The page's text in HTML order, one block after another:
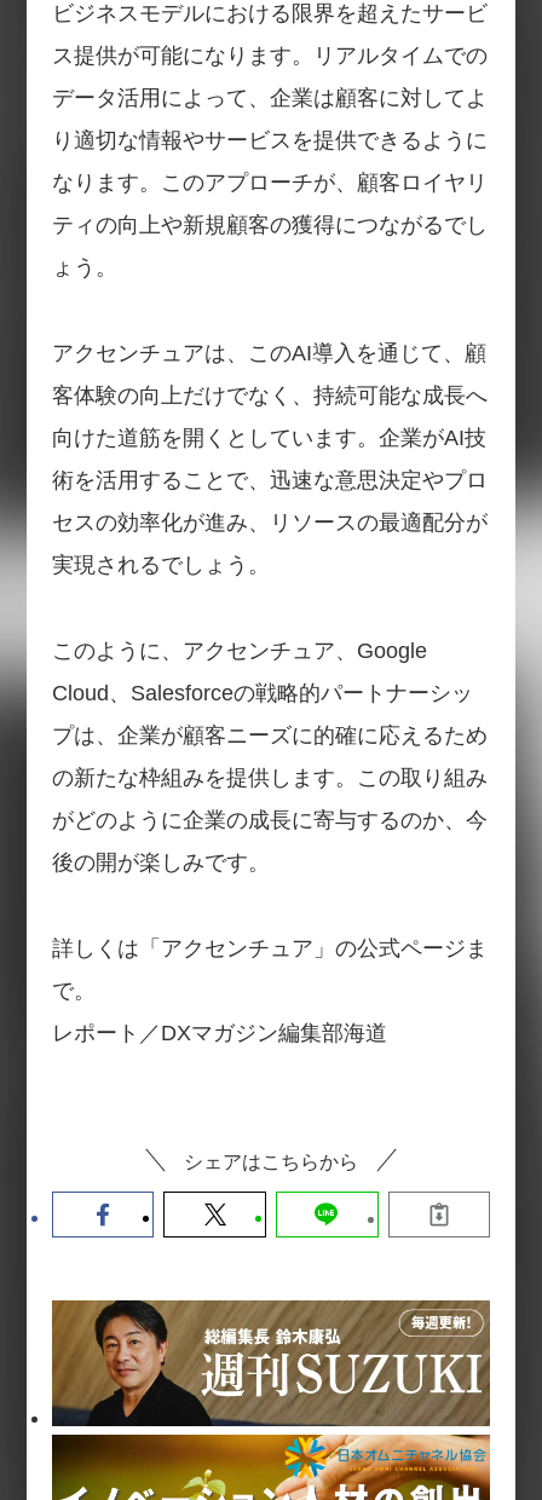
ビジネスモデルにおける限界を超えたサービ
ス提供が可能になります。リアルタイムでの
データ活用によって、企業は顧客に対してよ
り適切な情報やサービスを提供できるように
なります。このアプローチが、顧客ロイヤリ
ティの向上や新規顧客の獲得につながるでし
ょう。
アクセンチュアは、このAI導入を通じて、顧
客体験の向上だけでなく、持続可能な成長へ
向けた道筋を開くとしています。企業がAI技
術を活用することで、迅速な意思決定やプロ
セスの効率化が進み、リソースの最適配分が
実現されるでしょう。
このように、アクセンチュア、Google
Cloud、Salesforceの戦略的パートナーシッ
プは、企業が顧客ニーズに的確に応えるため
の新たな枠組みを提供します。この取り組み
がどのように企業の成長に寄与するのか、今
後の開が楽しみです。
詳しくは「アクセンチュア」の公式ページま
で。
レポート／DXマガジン編集部海道
シェアはこちらから